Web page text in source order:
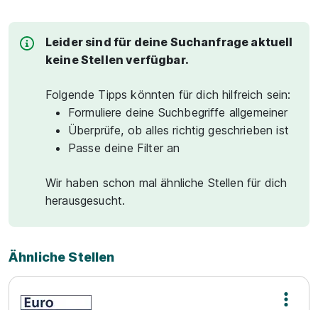
Leider sind für deine Suchanfrage aktuell
keine Stellen verfügbar.
Folgende Tipps könnten für dich hilfreich sein:
Formuliere deine Suchbegriffe allgemeiner
Überprüfe, ob alles richtig geschrieben ist
Passe deine Filter an
Wir haben schon mal ähnliche Stellen für dich
herausgesucht.
Ähnliche Stellen